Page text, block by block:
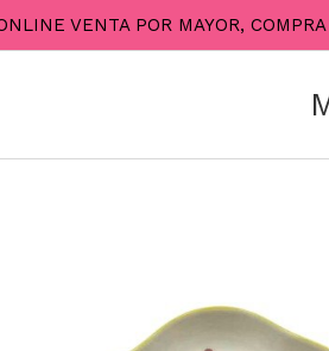
VENTA POR MAYOR,